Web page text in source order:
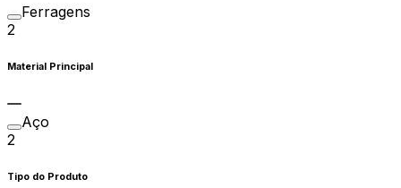
Ferragens
2
Material Principal
Aço
2
Tipo do Produto